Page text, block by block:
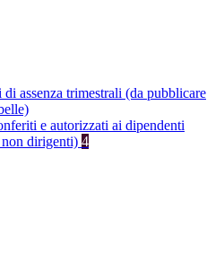
di assenza trimestrali (da pubblicare
e autorizzati ai dipendenti
dirigenti) 4